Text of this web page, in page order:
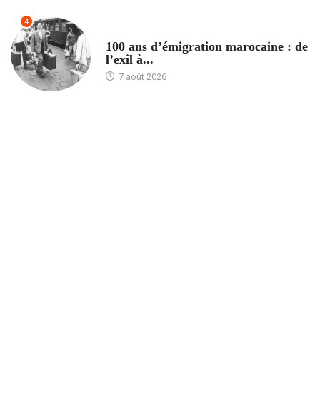
4
100 ans d’émigration marocaine : de
l’exil à...
7 août 2026